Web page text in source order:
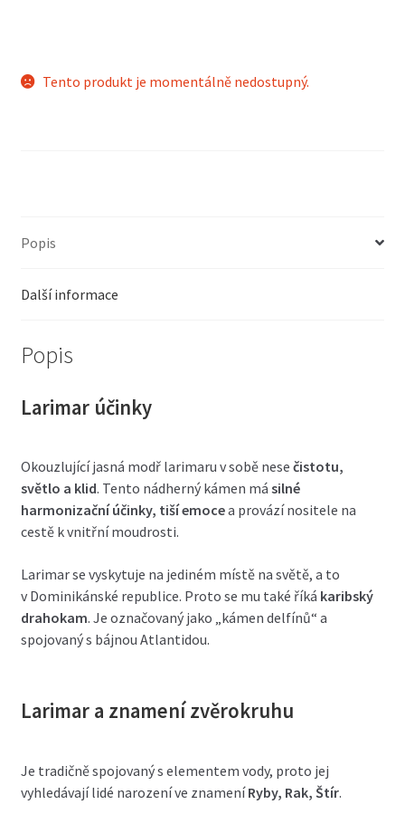
Tento produkt je momentálně nedostupný.
Popis
Další informace
Popis
Larimar účinky
Okouzlující jasná modř larimaru v sobě nese čistotu,
světlo a klid. Tento nádherný kámen má silné
harmonizační účinky, tiší emocea provází nositele na
cestě k vnitřní moudrosti.
Larimar se vyskytuje na jediném místě na světě, a to
v Dominikánské republice. Proto se mu také říká karibský
drahokam. Je označovaný jako „kámen delfínů“ a
spojovaný s bájnou Atlantidou.
Larimar a znamení zvěrokruhu
Je tradičně spojovaný s elementem vody, proto jej
vyhledávají lidé narození ve znameníRyby, Rak, Štír.